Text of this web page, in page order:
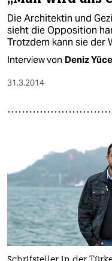
Die Architektin und
sieht die Opposition
Trotzdem kann sie der
Interview von Deniz
31.3.2014